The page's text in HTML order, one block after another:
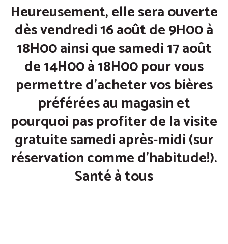
Heureusement, elle sera ouverte
dès vendredi 16 août de 9H00 à
18H00 ainsi que samedi 17 août
de 14H00 à 18H00 pour vous
permettre d’acheter vos bières
préférées au magasin et
pourquoi pas profiter de la visite
gratuite samedi après-midi (sur
réservation comme d’habitude!).
Santé à tous